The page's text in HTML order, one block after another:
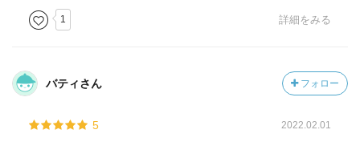
1 詳細をみる
バティさん フォロー
5 2022.02.01